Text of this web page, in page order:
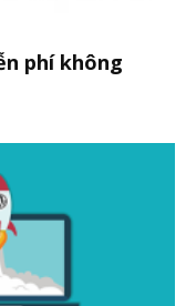
phí không